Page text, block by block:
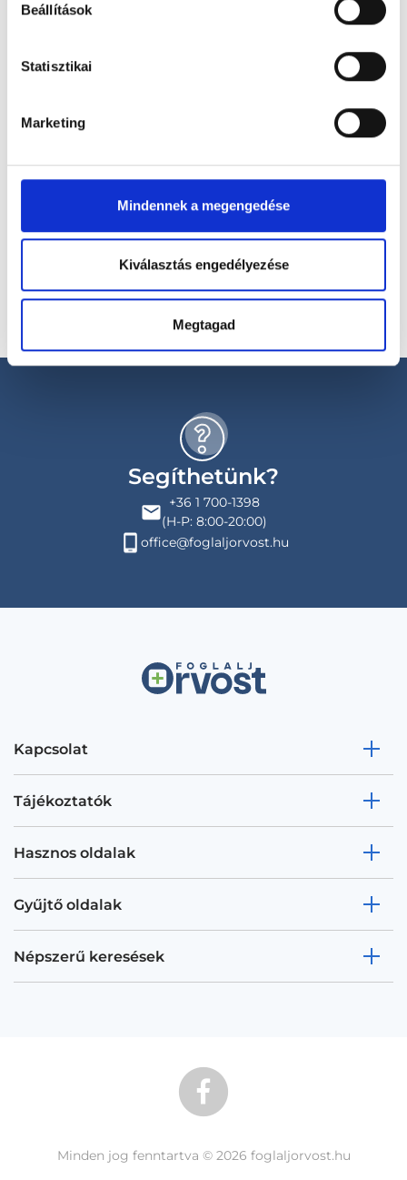
Beállítások
Statisztikai
Marketing
Mindennek a megengedése
Kiválasztás engedélyezése
Megtagad
Válassz helyszínt
Segíthetünk?
+36 1 700-1398
(H-P: 8:00-20:00)
office@foglaljorvost.hu
Kapcsolat
Tájékoztatók
Hasznos oldalak
Gyűjtő oldalak
Népszerű keresések
Minden jog fenntartva © 2026 foglaljorvost.hu